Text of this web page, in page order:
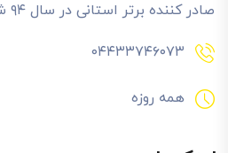
صادر کننده برتر استانی در سال ۹۴ شده است.
۰۴۴۳۳۷۴۶۰۷۳
همه روزه